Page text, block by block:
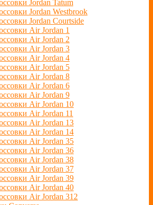
Jordan Tatum
Jordan Westbrook
Jordan Courtside
Air Jordan 1
Air Jordan 2
Air Jordan 3
Air Jordan 4
Air Jordan 5
Air Jordan 8
Air Jordan 6
Air Jordan 9
Air Jordan 10
Air Jordan 11
Air Jordan 13
Air Jordan 14
Air Jordan 35
Air Jordan 36
Air Jordan 38
Air Jordan 37
Air Jordan 39
Air Jordan 40
Air Jordan 312